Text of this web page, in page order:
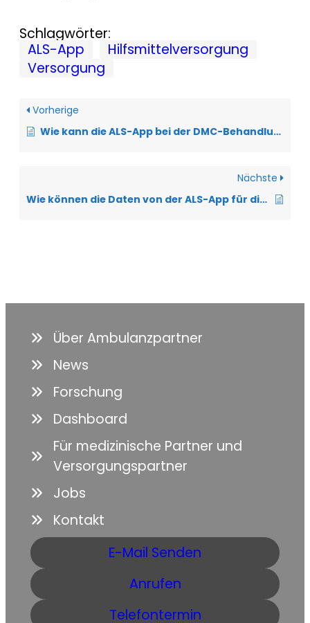
Schlagwörter:
ALS-App
Hilfsmittelversorgung
Versorgung
Vorherige
Wie kann die ALS-App bei der DMC-Behandlung unterstützen?
Nächste
Wie können die Daten von der ALS-App für die Forschung genutzt werden?
Über Ambulanzpartner
News
Forschung
Dashboard
Für medizinische Partner und
Versorgungspartner
Jobs
Kontakt
E-Mail Senden
Anrufen
Telefontermin